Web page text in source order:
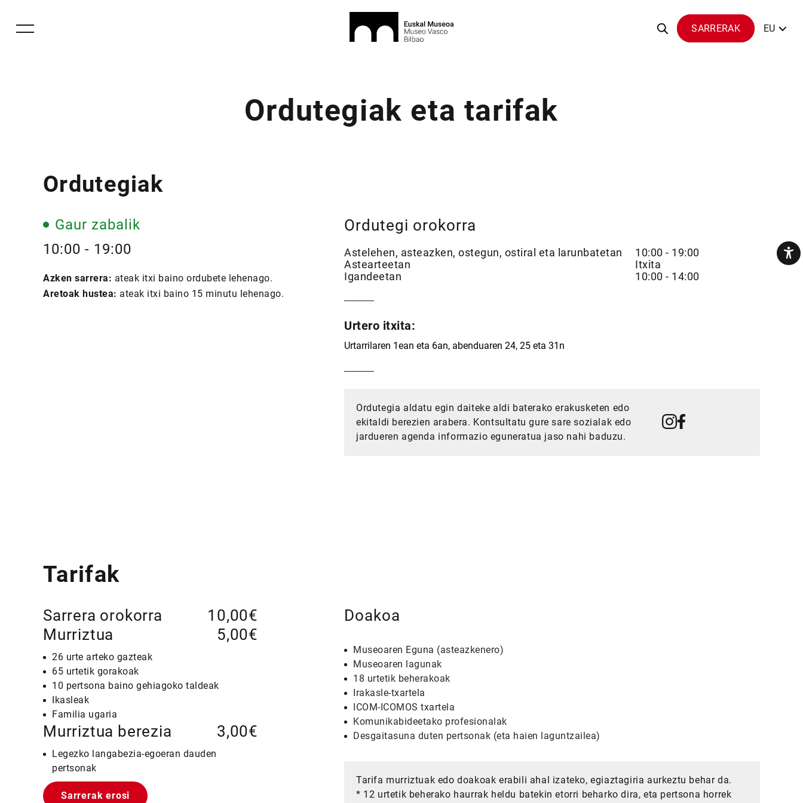
SARRERAK EU
Ordutegiak eta tarifak
Ordutegiak
Gaur zabalik
10:00 - 19:00
Azken sarrera: ateak itxi baino ordubete lehenago.
Aretoak hustea: ateak itxi baino 15 minutu lehenago.
Ordutegi orokorra
Astelehen, asteazken, ostegun, ostiral eta larunbatetan
10:00 - 19:00
Astearteetan
Itxita
Igandeetan
10:00 - 14:00
Urtero itxita:
Urtarrilaren 1ean eta 6an, abenduaren 24, 25 eta 31n
Ordutegia aldatu egin daiteke aldi baterako erakusketen edo
ekitaldi berezien arabera. Kontsultatu gure sare sozialak edo
jardueren agenda informazio eguneratua jaso nahi baduzu.
Tarifak
Sarrera orokorra
10,00€
Murriztua
5,00€
26 urte arteko gazteak
65 urtetik gorakoak
10 pertsona baino gehiagoko taldeak
Ikasleak
Familia ugaria
Murriztua berezia 3,00€
Legezko langabezia-egoeran dauden
pertsonak
Sarrerak erosi
Doakoa
Museoaren Eguna (asteazkenero)
Museoaren lagunak
18 urtetik beherakoak
Irakasle-txartela
ICOM-ICOMOS txartela
Komunikabideetako profesionalak
Desgaitasuna duten pertsonak (eta haien laguntzailea)
Tarifa murriztuak edo doakoak erabili ahal izateko, egiaztagiria aurkeztu behar da.
* 12 urtetik beherako haurrak heldu batekin etorri beharko dira, eta pertsona horrek